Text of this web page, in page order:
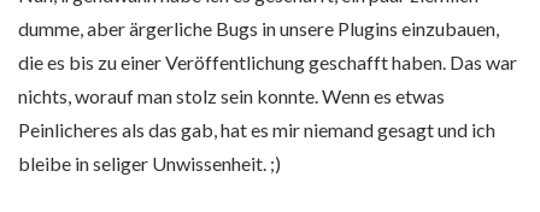
dumme, aber ärgerliche Bugs in unsere Plugins einzubauen,
die es bis zu einer Veröffentlichung geschafft haben. Das war
nichts, worauf man stolz sein konnte. Wenn es etwas
Peinlicheres als das gab, hat es mir niemand gesagt und ich
bleibe in seliger Unwissenheit. ;)